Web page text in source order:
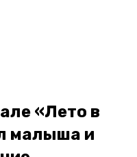
«Лето в
малыша и